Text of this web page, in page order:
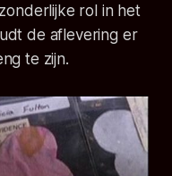
rol in het
de aflevering er
te zijn.